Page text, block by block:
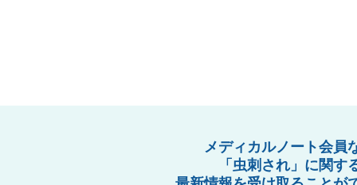
メディカルノート会員
「虫刺され」に関す